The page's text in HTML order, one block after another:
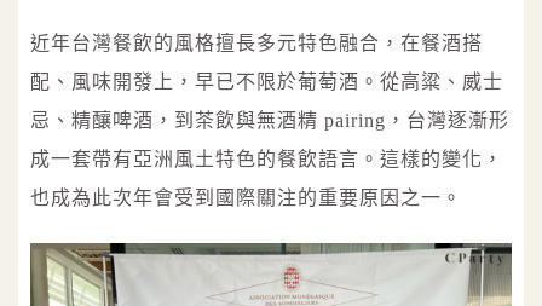
近年台灣餐飲的風格擅長多元特色融合，在餐酒搭
配、風味開發上，早已不限於葡萄酒。從高粱、威士
忌、精釀啤酒，到茶飲與無酒精 pairing，台灣逐漸形
成一套帶有亞洲風土特色的餐飲語言。這樣的變化，
也成為此次年會受到國際關注的重要原因之一。